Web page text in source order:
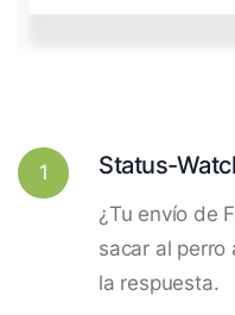
1 Status-
¿Tu envío de
sacar al perro
la respuesta.